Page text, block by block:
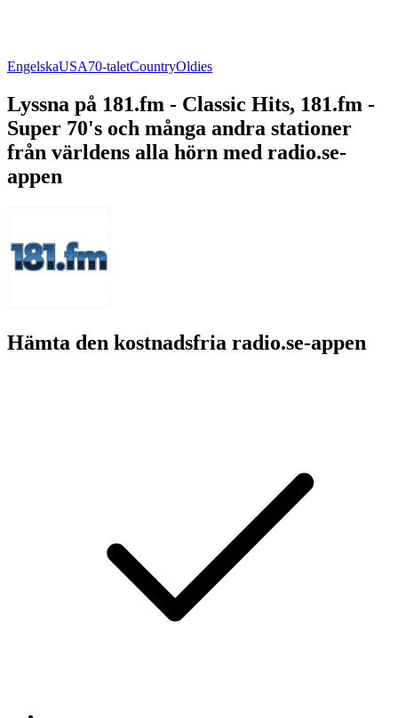
EngelskaUSA70-taletCountryOldies
Lyssna på 181.fm - Classic Hits, 181.fm -
Super 70's och många andra stationer
från världens alla hörn med radio.se-
appen
Hämta den kostnadsfria radio.se-appen